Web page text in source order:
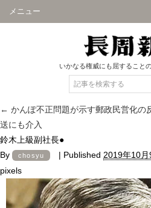
メニュー
いかなる権威にも屈すること
← かんぽ不正問題が示す郵政民営化
送にも介入
鈴木上級副社長●
By
chosyu | Published 2019年10月
pixels